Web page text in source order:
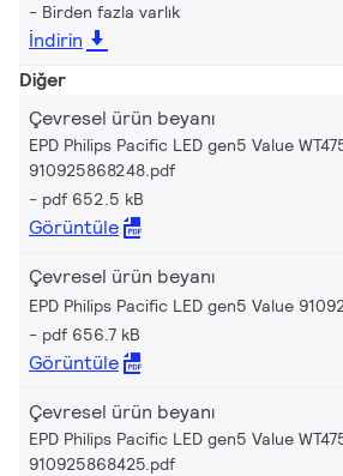
Birden fazla varlık
İndirin
Diğer
Çevresel ürün beyanı
EPD Philips Pacific LED gen5 Value
910925868248.pdf
pdf 652.5 kB
Görüntüle
Çevresel ürün beyanı
EPD Philips Pacific LED gen5 Value
pdf 656.7 kB
Görüntüle
Çevresel ürün beyanı
EPD Philips Pacific LED gen5 Value
910925868425.pdf